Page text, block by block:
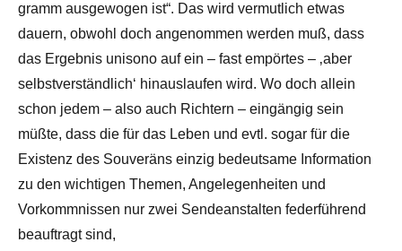
gramm aus­ge­wogen ist“. Das wird vermutlich etwas
dauern, obwohl doch angenommen werden muß, dass
das Ergebnis unisono auf ein – fast empörtes – ‚aber
selbstverständlich‘ hinauslaufen wird. Wo doch allein
schon jedem – also auch Richtern – eingängig sein
müßte, dass die für das Leben und evtl. sogar für die
Existenz des Souveräns einzig bedeutsame Information
zu den wichtigen Themen, Angelegenheiten und
Vorkommnissen nur zwei Sendeanstalten federführend
beauftragt sind,